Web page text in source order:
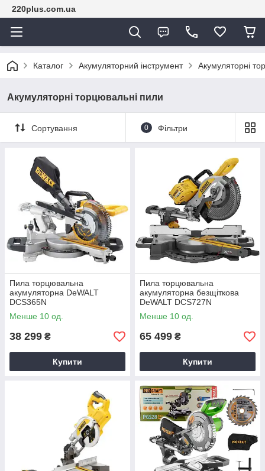
220plus.com.ua
Каталог Акумуляторний інструмент Акумуляторні
Акумуляторні торцювальні пили
Сортування 0 Фільтри
Пила торцювальна
акумуляторна DeWALT
DCS365N
Менше 10 од.
38 299 ₴
Купити
Пила торцювальна
акумуляторна безщіткова
DeWALT DCS727N
Менше 10 од.
65 499 ₴
Купити